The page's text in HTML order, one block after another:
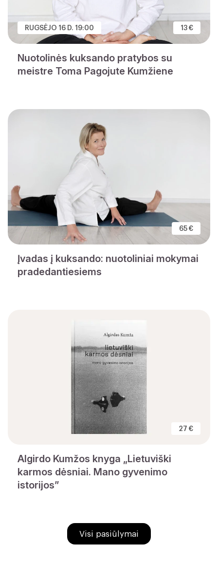
RUGSĖJO 16 D. 19:00 13 €
Nuotolinės kuksando pratybos su
meistre Toma Pagojute Kumžiene
65 €
Įvadas į kuksando: nuotoliniai mokymai
pradedantiesiems
27 €
Algirdo Kumžos knyga „Lietuviški
karmos dėsniai. Mano gyvenimo
istorijos”
Visi pasiūlymai